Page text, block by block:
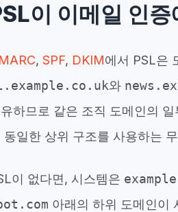
이 이메일 인
, SPF, DKIM에서 PSL은
와
하므로 같은 조직 도메인의
동일한 상위 구조를 사용하는
이 없다면, 시스템은
아래의 하위 도메인이